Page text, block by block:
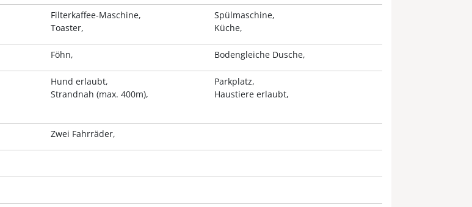
Filterkaffee-Maschine
Spülmaschine
Toaster Küche
Föhn Bodengleiche Dusche
Hund erlaubt
Parkplatz
Strandnah (max. 400m)
Haustiere erlaubt
Zwei Fahrräder